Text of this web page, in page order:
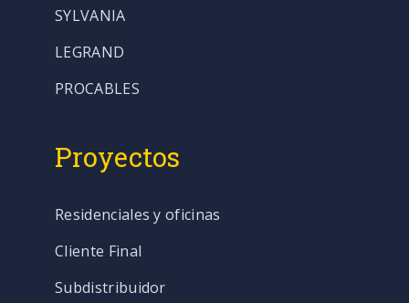
SYLVANIA
LEGRAND
PROCABLES
Proyectos
Residenciales y oficinas
Cliente Final
Subdistribuidor